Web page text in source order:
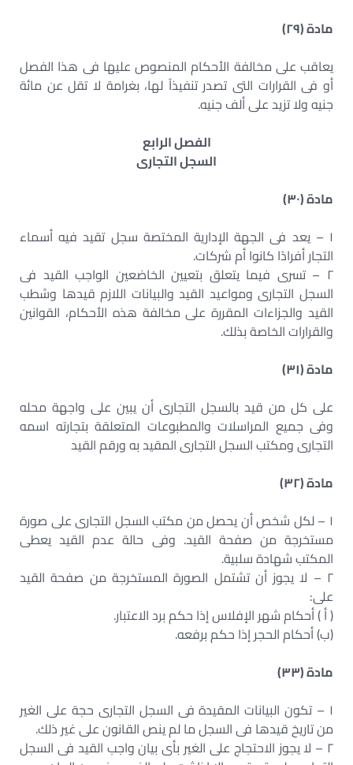
مادة (٢٩)
يعاقب على مخالفة الأحكام المنصوص عليها فى هذا الفصل
أو فى القرارات التى تصدر تنفيذاً لها، بغرامة لا تقل عن مائة
جنيه ولا تزيد على ألف جنيه.
الفصل الرابع
السجل التجارى
مادة (٣٠)
١ – يعد فى الجهة الإدارية المختصة سجل تقيد فيه أسماء
التجار أفرادًا كانوا أم شركات.
٢ – تسرى فيما يتعلق بتعيين الخاضعين الواجب القيد فى
السجل التجارى ومواعيد القيد والبيانات اللازم قيدها وشطب
القيد والجزاءات المقررة على مخالفة هذه الأحكام، القوانين
والقرارات الخاصة بذلك.
مادة (٣١)
على كل من قيد بالسجل التجارى أن يبين على واجهة محله
وفى جميع المراسلات والمطبوعات المتعلقة بتجارته اسمه
التجارى ومكتب السجل التجارى المقيد به ورقم القيد
مادة (٣٢)
١ – لكل شخص أن يحصل من مكتب السجل التجارى على صورة
مستخرجة من صفحة القيد. وفى حالة عدم القيد يعطى
المكتب شهادة سلبية.
٢ – لا يجوز أن تشتمل الصورة المستخرجة من صفحة القيد
على:
( أ ) أحكام شهر الإفلاس إذا حكم برد الاعتبار.
(ب) أحكام الحجر إذا حكم برفعه.
مادة (٣٣)
١ – تكون البيانات المقيدة فى السجل التجارى حجة على الغير
من تاريخ قيدها فى السجل ما لم ينص القانون على غير ذلك.
٢ – لا يجوز الاحتجاج على الغير بأى بيان واجب القيد فى السجل